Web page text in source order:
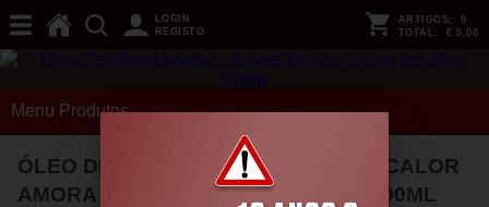
LOGIN
REGISTO
ARTIGOS: 0
TOTAL: € 0,00
Menu Produtos
ÓLEO DE MASSAGEM COM EFEITO CALOR
AMORA SELVAGEM HOT OIL NUEI 100ML